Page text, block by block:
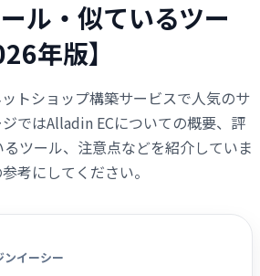
ル・似ているツー
年版】
トショップ構築サービスで人気のサ
ではAlladin ECについての概要、評
ツール、注意点などを紹介していま
考にしてください。
ンイーシー